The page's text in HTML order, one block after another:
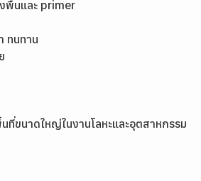
พื้นและ primer
ทนทาน
ขนาดใหญ่ในงานโลหะและอุตสาหกรรม